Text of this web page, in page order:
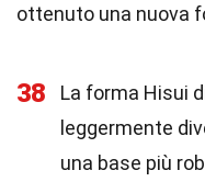
ottenuto una nuova
38
La forma Hisui
leggermente
una base più